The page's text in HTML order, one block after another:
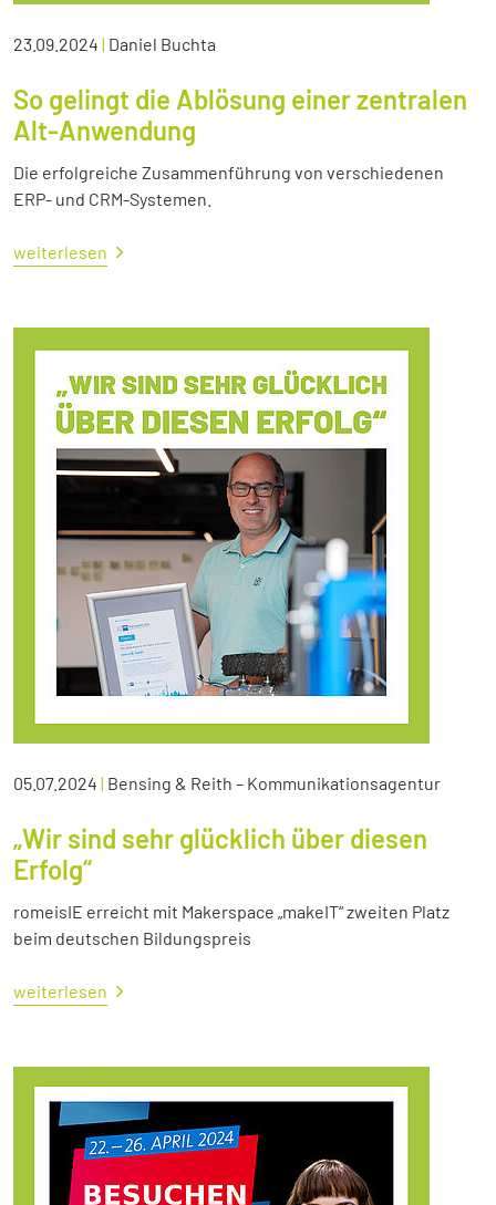
23.09.2024 | Daniel Buchta
So gelingt die Ablösung einer zentralen
Alt-Anwendung
Die erfolgreiche Zusammenführung von verschiedenen
ERP- und CRM-Systemen.
weiterlesen
05.07.2024 | Bensing & Reith – Kommunikationsagentur
„Wir sind sehr glücklich über diesen
Erfolg“
romeisIE erreicht mit Makerspace „makeIT“ zweiten Platz
beim deutschen Bildungspreis
weiterlesen